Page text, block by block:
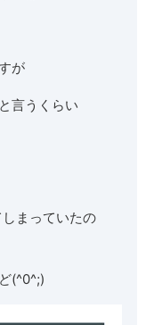
が
言うくらい
まっていたの
(^0^;)